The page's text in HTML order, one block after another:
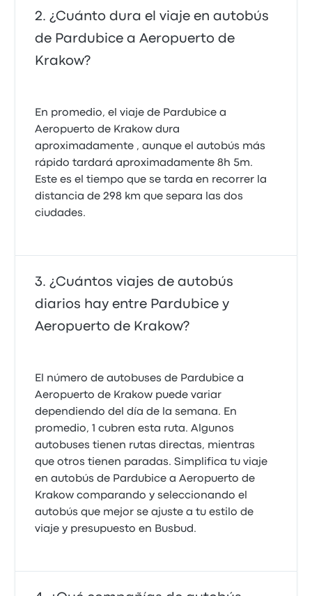
¿Cuánto dura el viaje en autobús
de Pardubice a Aeropuerto de
Krakow?
En promedio, el viaje de Pardubice a
Aeropuerto de Krakow dura
aproximadamente , aunque el autobús más
rápido tardará aproximadamente 8h 5m.
Este es el tiempo que se tarda en recorrer la
distancia de 298 km que separa las dos
ciudades.
¿Cuántos viajes de autobús
diarios hay entre Pardubice y
Aeropuerto de Krakow?
El número de autobuses de Pardubice a
Aeropuerto de Krakow puede variar
dependiendo del día de la semana. En
promedio, 1 cubren esta ruta. Algunos
autobuses tienen rutas directas, mientras
que otros tienen paradas. Simplifica tu viaje
en autobús de Pardubice a Aeropuerto de
Krakow comparando y seleccionando el
autobús que mejor se ajuste a tu estilo de
viaje y presupuesto en Busbud.